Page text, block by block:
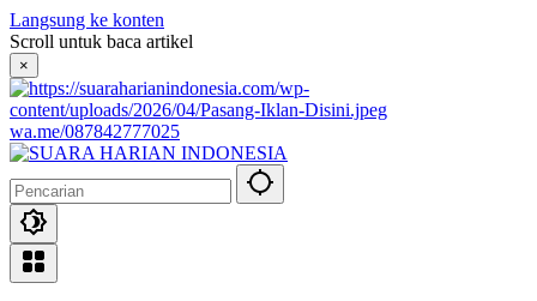
Langsung ke konten
Scroll untuk baca artikel
×
wa.me/087842777025